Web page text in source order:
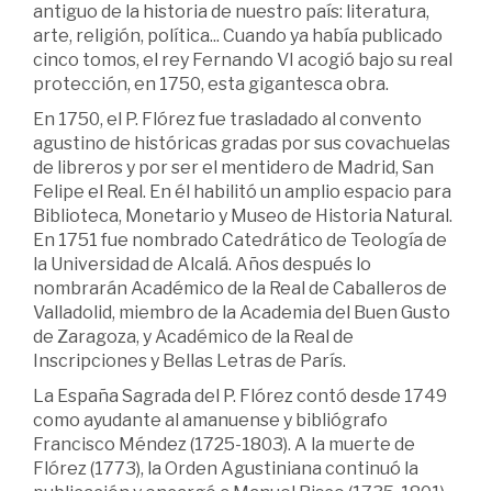
antiguo de la historia de nuestro país: literatura,
arte, religión, política... Cuando ya había publicado
cinco tomos, el rey Fernando VI acogió bajo su real
protección, en 1750, esta gigantesca obra.
En 1750, el P. Flórez fue trasladado al convento
agustino de históricas gradas por sus covachuelas
de libreros y por ser el mentidero de Madrid, San
Felipe el Real. En él habilitó un amplio espacio para
Biblioteca, Monetario y Museo de Historia Natural.
En 1751 fue nombrado Catedrático de Teología de
la Universidad de Alcalá. Años después lo
nombrarán Académico de la Real de Caballeros de
Valladolid, miembro de la Academia del Buen Gusto
de Zaragoza, y Académico de la Real de
Inscripciones y Bellas Letras de París.
La España Sagrada del P. Flórez contó desde 1749
como ayudante al amanuense y bibliógrafo
Francisco Méndez (1725-1803). A la muerte de
Flórez (1773), la Orden Agustiniana continuó la